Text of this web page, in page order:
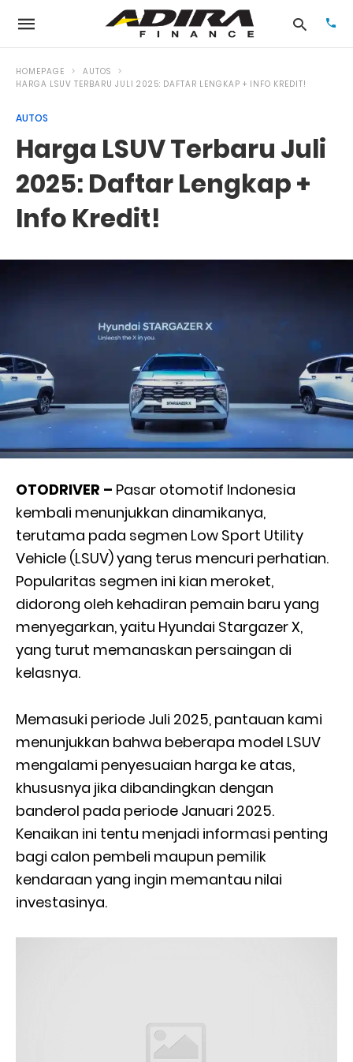
your
HOMEPAGE
AUTOS
HARGA LSUV TERBARU JULI 2025: DAFTAR LENGKAP + INFO KREDIT!
AUTOS
Harga LSUV Terbaru Juli
2025: Daftar Lengkap +
Info Kredit!
OTODRIVER – Pasar otomotif Indonesia
kembali menunjukkan dinamikanya,
terutama pada segmen Low Sport Utility
Vehicle (LSUV) yang terus mencuri perhatian.
Popularitas segmen ini kian meroket,
didorong oleh kehadiran pemain baru yang
menyegarkan, yaitu Hyundai Stargazer X,
yang turut memanaskan persaingan di
kelasnya.
Memasuki periode Juli 2025, pantauan kami
menunjukkan bahwa beberapa model LSUV
mengalami penyesuaian harga ke atas,
khususnya jika dibandingkan dengan
banderol pada periode Januari 2025.
Kenaikan ini tentu menjadi informasi penting
bagi calon pembeli maupun pemilik
kendaraan yang ingin memantau nilai
investasinya.